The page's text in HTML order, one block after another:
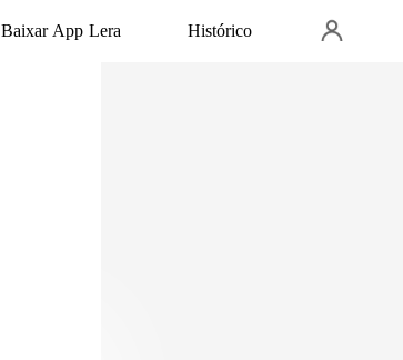
Baixar App Lera Histórico